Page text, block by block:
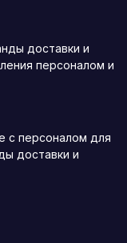
доставки и
персоналом и
с персоналом для
доставки и